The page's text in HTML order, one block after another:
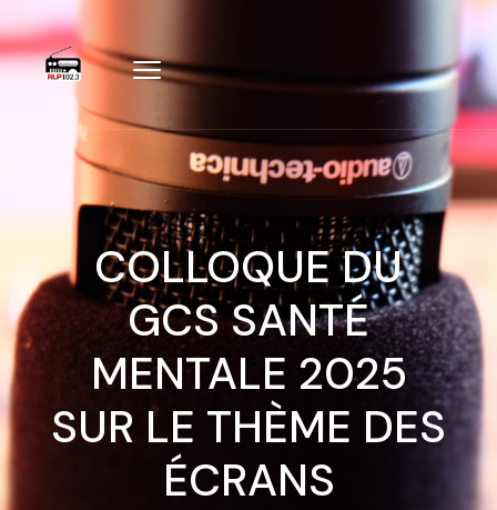
COLLOQUE DU
GCS SANTÉ
MENTALE 2025
SUR LE THÈME DES
ÉCRANS